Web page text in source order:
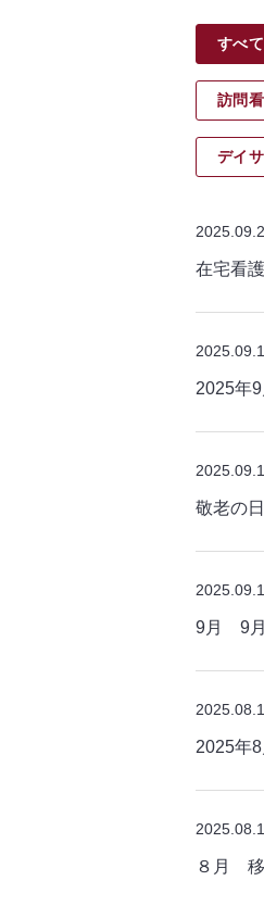
すべて
訪問
デイ
在宅看
2025年
敬老の日
9月 9月
2025年
８月 移